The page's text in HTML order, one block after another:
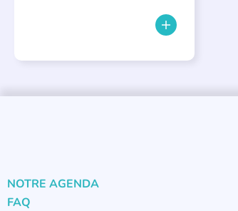
NOTRE AGENDA
FAQ